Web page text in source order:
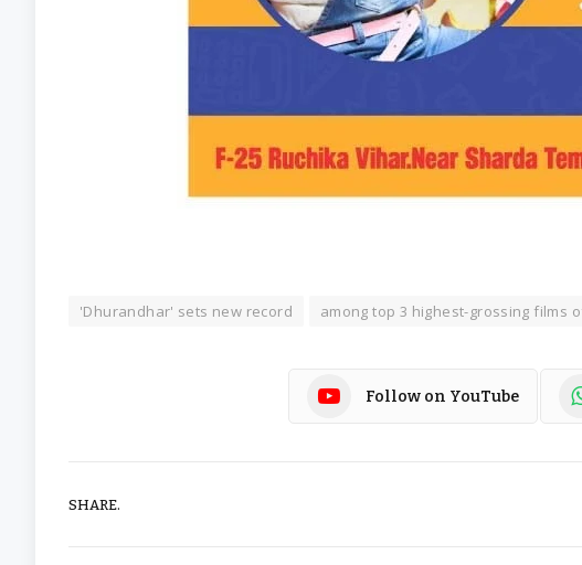
'Dhurandhar' sets new record among top 3 highest-grossing films
Follow on YouTube
SHARE.